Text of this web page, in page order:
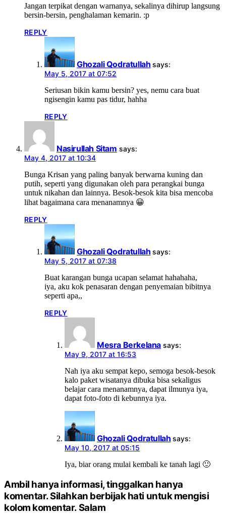
Jangan terpikat dengan warnanya, sekalinya dihirup langsung
bersin-bersin, penghalaman kemarin. :p
REPLY
Ghozali Qodratullah says:
May 5, 2017 at 07:52
Seriusan bikin kamu bersin? yes, nemu cara buat
ngisengin kamu pas tidur, hahha
REPLY
Nasirullah Sitam says:
May 4, 2017 at 10:34
Bunga Krisan yang paling banyak berwarna kuning dan
putih, seperti yang digunakan oleh para perangkai bunga
untuk nikahan dan lainnya. Besok-besok kita bisa mencoba
lihat bagaimana cara menanamnya 😀
REPLY
Ghozali Qodratullah says:
May 5, 2017 at 07:38
Buat karangan bunga ucapan selamat hahahaha,
iya, aku kok penasaran dengan penyemaian bibitnya
seperti apa,,
REPLY
Mesra Berkelana says:
May 9, 2017 at 16:53
Nah iya aku sempat kepo, semoga besok-besok
kalo paket wisatanya dibuka bisa sekaligus
belajar cara menanamnya, dapat ilmunya iya,
dapat foto-foto di kebunnya iya.
Ghozali Qodratullah says:
May 10, 2017 at 05:15
Iya, biar orang mulai kembali ke tanah lagi 🙂
Ambil hanya informasi, tinggalkan hanya
komentar. Silahkan berbijak hati untuk mengisi
kolom komentar. Salam